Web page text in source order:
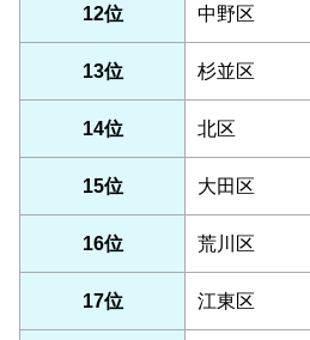
12位 中野区
13位 杉並区
14位 北区
15位 大田区
16位 荒川区
17位 江東区